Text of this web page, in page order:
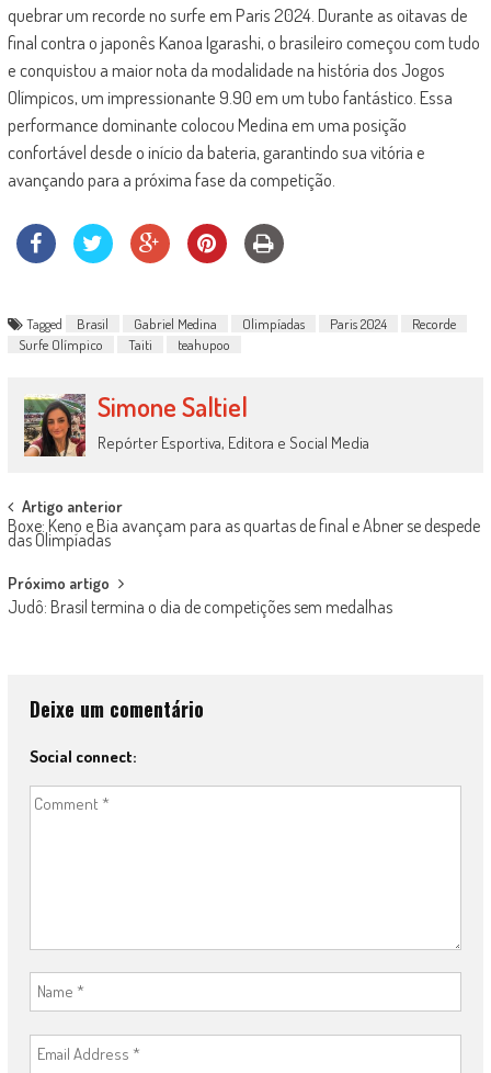
quebrar um recorde no surfe em Paris 2024. Durante as oitavas de
final contra o japonês Kanoa Igarashi, o brasileiro começou com tudo
e conquistou a maior nota da modalidade na história dos Jogos
Olímpicos, um impressionante 9.90 em um tubo fantástico. Essa
performance dominante colocou Medina em uma posição
confortável desde o início da bateria, garantindo sua vitória e
avançando para a próxima fase da competição.
Tagged Brasil Gabriel Medina Olimpíadas Paris 2024
Recorde
Surfe Olímpico
Taiti teahupoo
Simone Saltiel
Repórter Esportiva, Editora e Social Media
Post
navigation
Artigo anterior
Boxe: Keno e Bia avançam para as quartas de final e Abner se despede
das Olimpíadas
Próximo artigo
Judô: Brasil termina o dia de competições sem medalhas
Deixe um comentário
Social connect: